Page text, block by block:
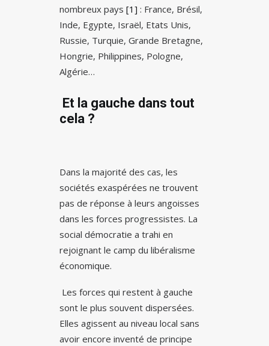
nombreux pays [1] : France, Brésil,
Inde, Egypte, Israël, Etats Unis,
Russie, Turquie, Grande Bretagne,
Hongrie, Philippines, Pologne,
Algérie…
Et la gauche dans tout
cela ?
Dans la majorité des cas, les
sociétés exaspérées ne trouvent
pas de réponse à leurs angoisses
dans les forces progressistes. La
social démocratie a trahi en
rejoignant le camp du libéralisme
économique.
Les forces qui restent à gauche
sont le plus souvent dispersées.
Elles agissent au niveau local sans
avoir encore inventé de principe